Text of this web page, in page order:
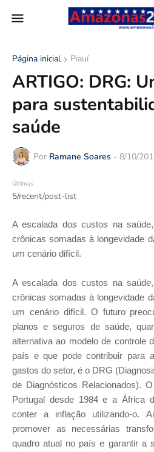
Página inicial Piauí
ARTIGO: DRG:
para
saúde
Por Ramane Soares - 8/10/
Últimas
5/recent/post-list
A escalada dos custos na
crônicas somadas à longevidade
um cenário difícil.
A escalada dos custos na
crônicas somadas à longevidade
um cenário difícil. O futuro
planos e seguros de saúde,
alternativa ao modelo de controle
país e que pode contribuir para
gastos do setor, é o DRG
de Diagnósticos Relacionados).
Portugal desde 1984 e a África
conter a inflação utilizando-o.
promover as necessárias
quadro atual no país e garantir a